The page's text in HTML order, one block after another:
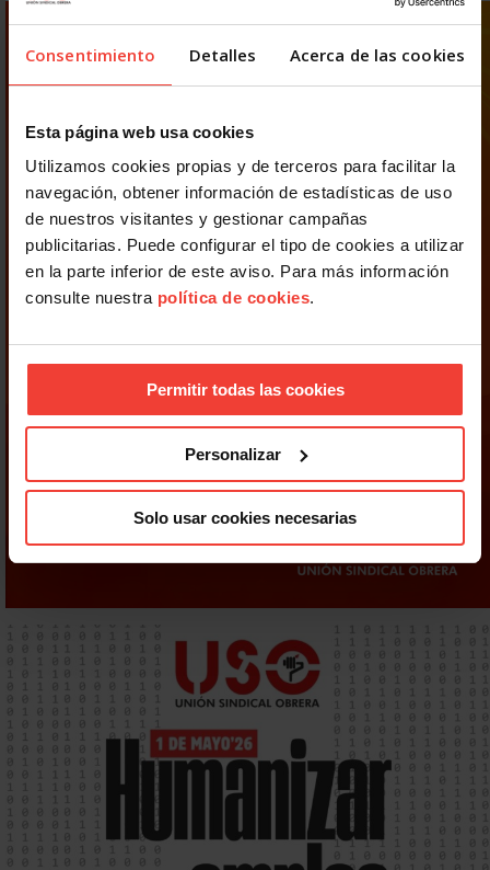
Consentimiento Detalles Acerca de las cookies
Esta página web usa cookies
Utilizamos cookies propias y de terceros para facilitar la
navegación, obtener información de estadísticas de uso
de nuestros visitantes y gestionar campañas
publicitarias. Puede configurar el tipo de cookies a utilizar
en la parte inferior de este aviso. Para más información
consulte nuestra política de cookies.
Permitir todas las cookies
Personalizar
Solo usar cookies necesarias